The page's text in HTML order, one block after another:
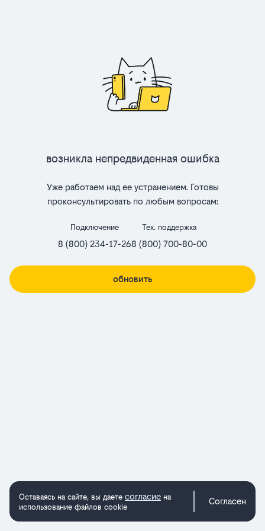
Возникла непредвиденная ошибка
Уже работаем над ее устранением. Готовы
проконсультировать по любым вопросам:
Подключение
8 (800) 234-17-26
Тех. поддержка
8 (800) 700-80-00
обновить
Оставаясь на сайте, вы даете согласие на
использование файлов cookie
Согласен